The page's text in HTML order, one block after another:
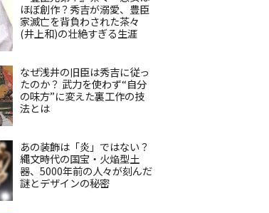
ほぼ創作？秀吉が溺愛、豊臣
家滅亡を背負わされた茶々
(井上和)の壮絶すぎる生涯
なぜ浅井の旧臣は秀吉に従っ
たのか？ 武力を使わず“自分
の味方”に変えた裏工作の技
法とは
あの装飾は「炎」ではない？
縄文時代の国宝・火焔型土
器、5000年前の人々が刻んだ
謎とデザインの秘密